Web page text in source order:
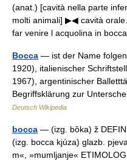
(anat.) [cavità nella parte
molti animali] ▶◀ cavità
far venire l acquolina in
Bocca — ist der Name
1920), italienischer
1967), argentinischer
Begriffsklärung zur
Deutsch Wikipedia
bocca — (izg. bȍka) ž
(izg. bocca kjúza) glazb.
m«, »mumljanje«